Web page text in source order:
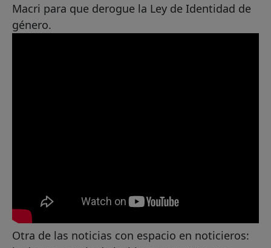
Macri para que derogue la Ley de Identidad de
género.
Otra de las noticias con espacio en noticieros: